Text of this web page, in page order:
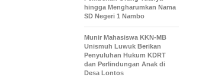
hingga Mengharumkan Nama
SD Negeri 1 Nambo
Munir Mahasiswa KKN-MB
Unismuh Luwuk Berikan
Penyuluhan Hukum KDRT
dan Perlindungan Anak di
Desa Lontos